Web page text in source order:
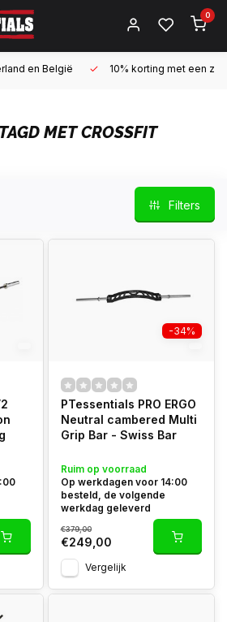
0
en België 10% korting met een
MET CROSSFIT
Filters
-34%
PTessentials PRO ERGO
Neutral cambered Multi
Grip Bar - Swiss Bar
Ruim op voorraad
Op werkdagen voor 14:00
besteld, de volgende
werkdag geleverd
€379,00
€249,00
Vergelijk